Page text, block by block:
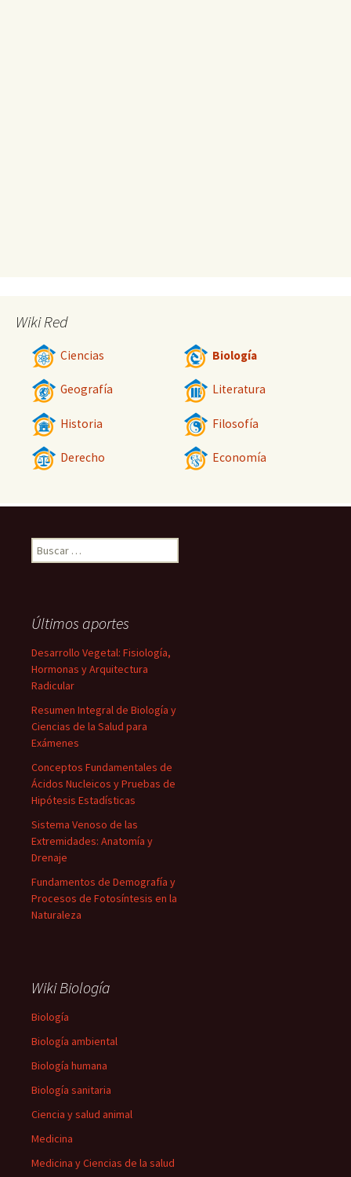
Wiki Red
Ciencias Biología
Geografía Literatura
Historia Filosofía
Derecho Economía
Buscar:
Últimos aportes
Desarrollo Vegetal: Fisiología,
Hormonas y Arquitectura
Radicular
Resumen Integral de Biología y
Ciencias de la Salud para
Exámenes
Conceptos Fundamentales de
Ácidos Nucleicos y Pruebas de
Hipótesis Estadísticas
Sistema Venoso de las
Extremidades: Anatomía y
Drenaje
Fundamentos de Demografía y
Procesos de Fotosíntesis en la
Naturaleza
Wiki Biología
Biología
Biología ambiental
Biología humana
Biología sanitaria
Ciencia y salud animal
Medicina
Medicina y Ciencias de la salud